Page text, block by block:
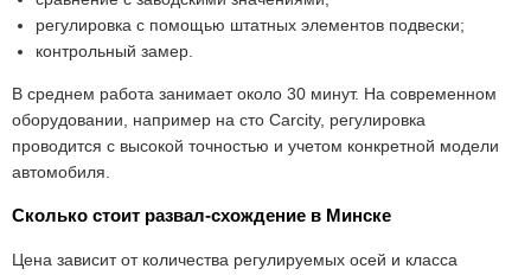
регулировка с помощью штатных элементов подвески;
контрольный замер.
В среднем работа занимает около 30 минут. На современном
оборудовании, например на сто Carcity, регулировка
проводится с высокой точностью и учетом конкретной модели
автомобиля.
Сколько стоит развал-схождение в Минске
Цена зависит от количества регулируемых осей и класса